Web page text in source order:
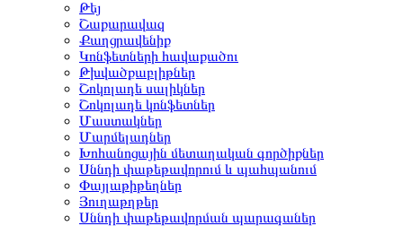
Թեյ
Շաքարավազ
Քաղցրավենիք
Կոնֆետների հավաքածու
Թխվածքաբլիթներ
Շոկոլադե սալիկներ
Շոկոլադե կոնֆետներ
Մաստակներ
Մարմելադներ
Խոհանոցային մետաղական գործիքներ
Սննդի փաթեթավորում և պահպանում
Փայլաթիթեղներ
Յուղաթղթեր
Սննդի փաթեթավորման պարագաներ